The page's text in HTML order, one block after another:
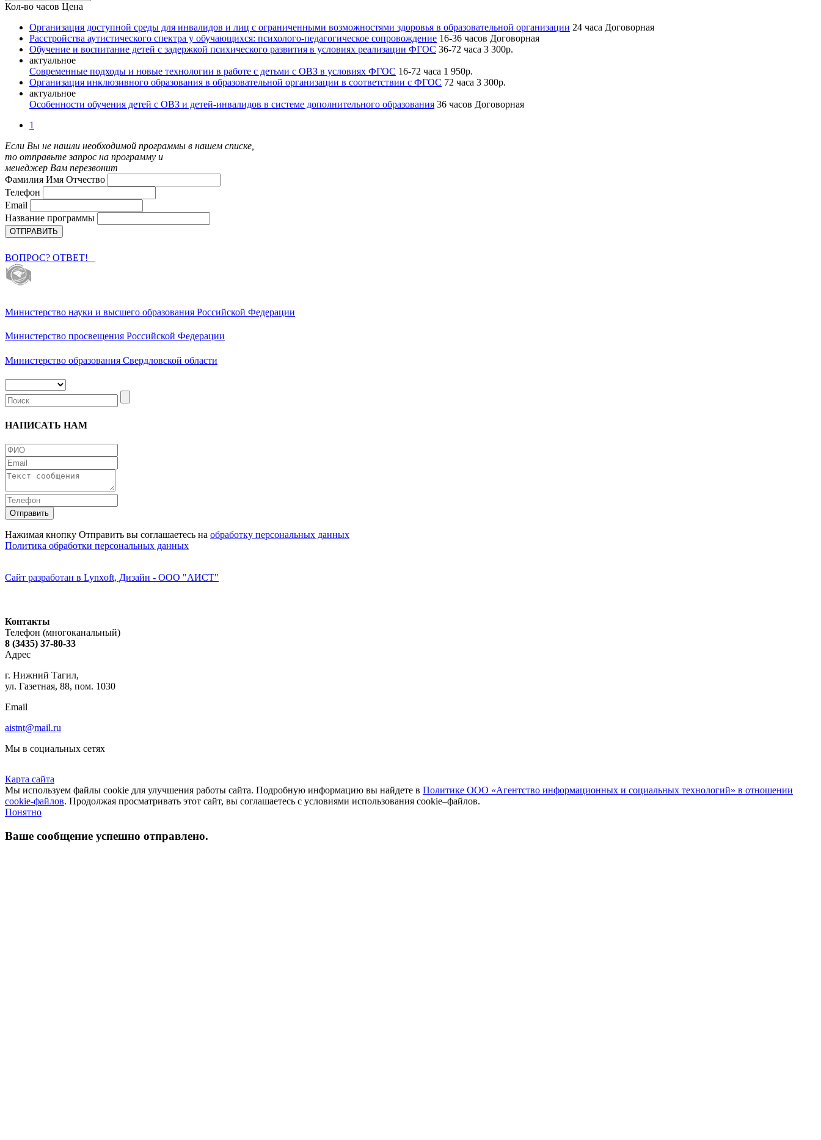
Кол-во часов Цена
Организация доступной среды для инвалидов и лиц с ограниченными возможностями здоровья в образовательной организации 24 часа Договорная
Расстройства аутистического спектра у обучающихся: психолого-педагогическое сопровождение 16-36 часов Договорная
Обучение и воспитание детей с задержкой психического развития в условиях реализации ФГОС 36-72 часа 3 300р.
актуальное
Современные подходы и новые технологии в работе с детьми с ОВЗ в условиях ФГОС 16-72 часа 1 950р.
Организация инклюзивного образования в образовательной организации в соответствии с ФГОС 72 часа 3 300р.
актуальное
Особенности обучения детей с ОВЗ и детей-инвалидов в системе дополнительного образования 36 часов Договорная
1
Если Вы не нашли необходимой программы в нашем списке,
то отправьте запрос на программу и
менеджер Вам перезвонит
Фамилия Имя Отчество
Телефон
Email
Название программы
ВОПРОС? ОТВЕТ!
Министерство науки и высшего образования Российской Федерации
Министерство просвещения Российской Федерации
Министерство образования Свердловской области
НАПИСАТЬ НАМ
Нажимая кнопку Отправить вы соглашаетесь на обработку персональных данных
Политика обработки персональных данных
Сайт разработан в Lynxoft, Дизайн - ООО "АИСТ"
Контакты
Телефон (многоканальный)
8 (3435) 37-80-33
Адрес
г. Нижний Тагил,
ул. Газетная, 88, пом. 1030
Email
aistnt@mail.ru
Мы в социальных сетях
Карта сайта
Мы используем файлы cookie для улучшения работы сайта. Подробную информацию вы найдете в Политике ООО «Агентство информационных и социальных технологий» в отношении
cookie-файлов. Продолжая просматривать этот сайт, вы соглашаетесь с условиями использования cookie–файлов.
Понятно
Ваше сообщение успешно отправлено.